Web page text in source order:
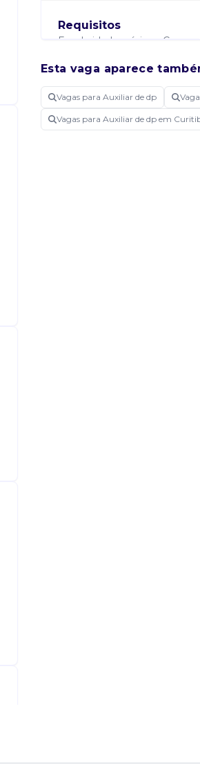
Requisitos
Escolaridade mínima:
departamento pessoal
Atribuições
Realizar compra e gestão de
Esta vaga aparece
Vagas para Auxiliar de dp
Vagas para Auxiliar de dp em